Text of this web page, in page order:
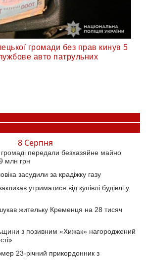
громади без прав кинув 5
авто патрульних
8 Серпня
передали безхазяйне майно
млн грн
засудили за крадіжку газу
утриматися від купівлі будівлі у
жительку Кременця на 28 тисяч
з позивним «Хижак» нагороджений
23-річний прикордонник з